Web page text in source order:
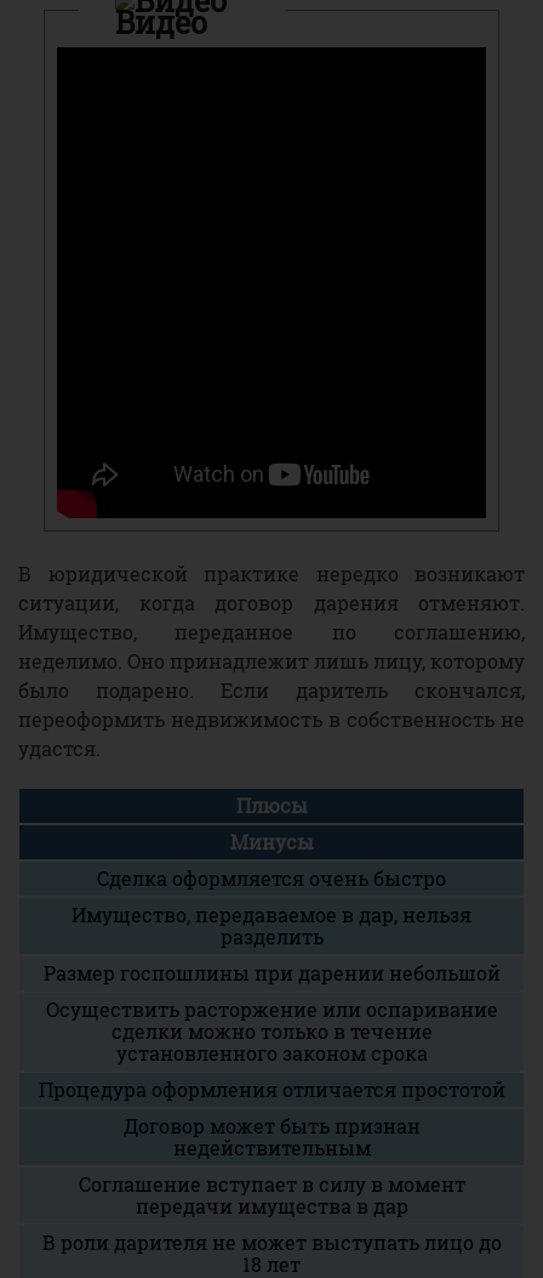
Видео
В юридической практике нередко возникают
ситуации, когда договор дарения отменяют.
Имущество, переданное по соглашению,
неделимо. Оно принадлежит лишь лицу, которому
было подарено. Если даритель скончался,
переоформить недвижимость в собственность не
удастся.
Плюсы
Минусы
Сделка оформляется очень быстро
Имущество, передаваемое в дар, нельзя
разделить
Размер госпошлины при дарении небольшой
Осуществить расторжение или оспаривание
сделки можно только в течение
установленного законом срока
Процедура оформления отличается простотой
Договор может быть признан
недействительным
Соглашение вступает в силу в момент
передачи имущества в дар
В роли дарителя не может выступать лицо до
18 лет